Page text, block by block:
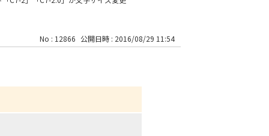
No : 12866 公開日時 : 2016/08/29 11:54